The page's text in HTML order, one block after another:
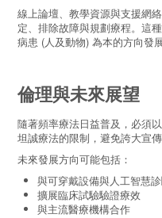
線上論壇、教學資源與支援網
定、排除故障與規劃療程。這
病患 (人及動物) 為本的方向發展
倫理與未來展望
隨著頻率療法日益普及，必須以
坦誠療法的限制，避免誇大宣
未來發展方向可能包括：
與可穿戴設備與人工智慧
擴展臨床試驗驗證療效
與主流醫療機構合作